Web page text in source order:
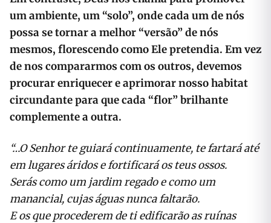
um ambiente, um “solo”, onde cada um de nós
possa se tornar a melhor “versão” de nós
mesmos, florescendo como Ele pretendia. Em vez
de nos compararmos com os outros, devemos
procurar enriquecer e aprimorar nosso habitat
circundante para que cada “flor” brilhante
complemente a outra.
“…O Senhor te guiará continuamente, te fartará até
em lugares áridos e fortificará os teus ossos.
Serás como um jardim regado e como um
manancial, cujas águas nunca faltarão.
E os que procederem de ti edificarão as ruínas